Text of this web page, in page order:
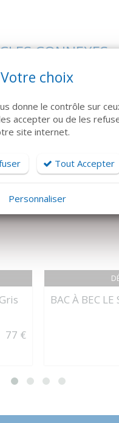
CONNEXES
également ces
77 €
BAC À BEC
Votre choix
donne le contrôle sur
accepter ou de les
site internet.
Tout Accepter
Personnaliser